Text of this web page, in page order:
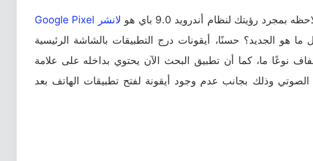
بمجرد رؤيتك لنظام أندرويد 9.0 باي هو
لانشر Google Pixel
ما هو الجديد؟ حسنًا، أيقونات درج التطبيقات بالشاشة الرئيسية
نوعًا ما، كما أن تطبيق البحث الآن يحتوي بداخله على علامة
وذلك بجانب عدم وجود أيقونة لفتح تطبيقات الهاتف بعد